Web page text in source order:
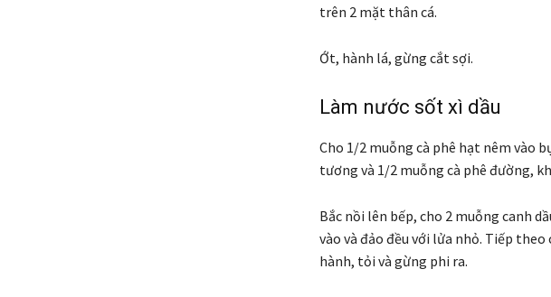
trên 2 mặt thân cá.
Ớt, hành lá, gừng cắt sợi.
Làm nước sốt xì dầu
Cho 1/2 muỗng cà phê hạt nêm vào
tương và 1/2 muỗng cà phê đường,
Bắc nồi lên bếp, cho 2 muỗng canh
vào và đảo đều với lửa nhỏ. Tiếp
hành, tỏi và gừng phi ra.